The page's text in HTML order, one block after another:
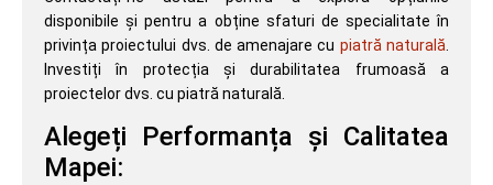
disponibile și pentru a obține sfaturi de specialitate în
privința proiectului dvs. de amenajare cu piatră naturală
Investiți în protecția și durabilitatea frumoasă a
proiectelor dvs. cu piatră naturală.
Alegeți Performanța și Calitatea
Mapei: